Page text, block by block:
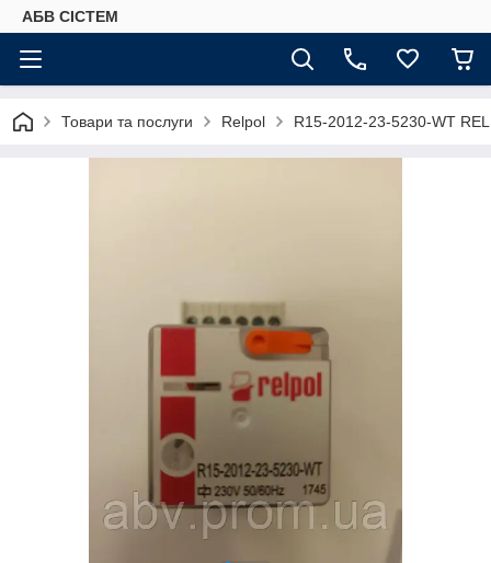
АБВ СІСТЕМ
Товари та послуги Relpol R15-2012-23-5230-WT